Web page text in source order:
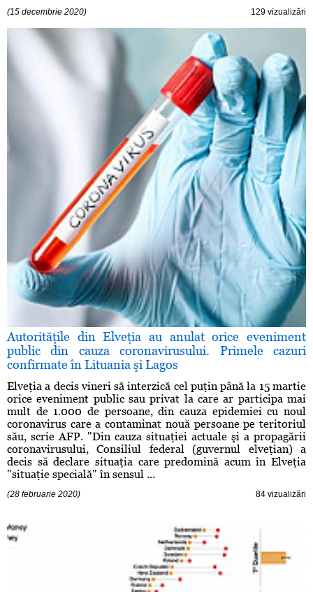
(15 decembrie 2020) 129 vizualizări
Autorităţile din Elveţia au anulat orice eveniment
public din cauza coronavirusului. Primele cazuri
confirmate în Lituania şi Lagos
Elveţia a decis vineri să interzică cel puţin până la 15 martie
orice eveniment public sau privat la care ar participa mai
mult de 1.000 de persoane, din cauza epidemiei cu noul
coronavirus care a contaminat nouă persoane pe teritoriul
său, scrie AFP. "Din cauza situaţiei actuale şi a propagării
coronavirusului, Consiliul federal (guvernul elveţian) a
decis să declare situaţia care predomină acum în Elveţia
"situaţie specială" în sensul ...
(28 februarie 2020) 84 vizualizări